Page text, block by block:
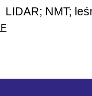
LIDAR; NMT;